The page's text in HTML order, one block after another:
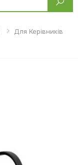
Для Керівників